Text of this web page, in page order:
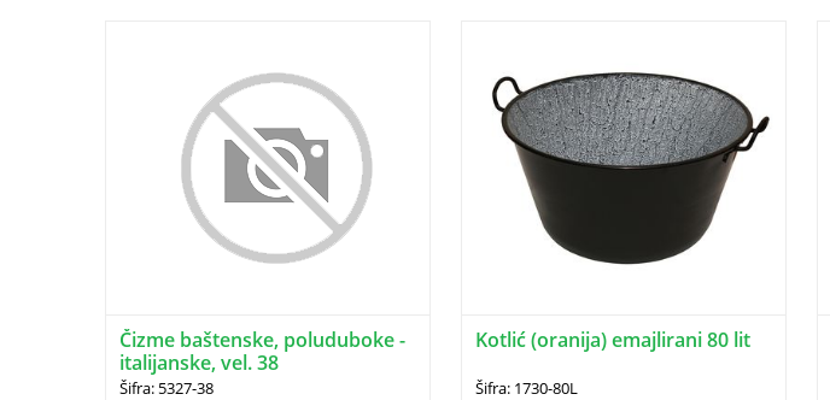
Čizme baštenske, poluduboke -
italijanske, vel. 38
Šifra: 5327-38
Kotlić (oranija) emajlirani 80 lit
Šifra: 1730-80L